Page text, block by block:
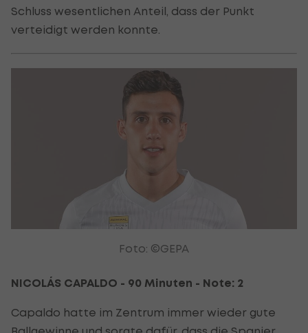
Schluss wesentlichen Anteil, dass der Punkt
verteidigt werden konnte.
Foto: ©GEPA
NICOLÁS CAPALDO - 90 Minuten - Note: 2
Capaldo hatte im Zentrum immer wieder gute